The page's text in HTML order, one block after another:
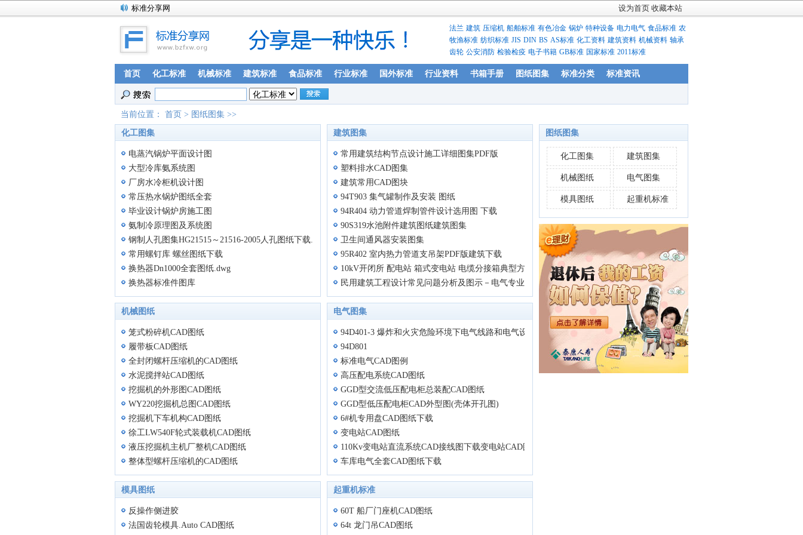
标准分享网 设为首页 收藏本站
法兰 建筑 压缩机 船舶标准 有色冶金 锅炉 特种设备 电力电气 食品标准 农
牧渔标准 纺织标准 JIS DIN BS AS标准 化工资料 建筑资料 机械资料 轴承
齿轮 公安消防 检验检疫 电子书籍 GB标准 国家标准 2011标准
首页 化工标准 机械标准 建筑标准 食品标准 行业标准 国外标准 行业资料 书箱手册 图纸图集 标准分类 标准资讯
当前位置： 首页 > 图纸图集 >>
图纸图集
化工图集 建筑图集
机械图纸 电气图集
模具图纸 起重机标准
化工图集
电蒸汽锅炉平面设计图
大型冷库氨系统图
厂房水冷柜机设计图
常压热水锅炉图纸全套
毕业设计锅炉房施工图
氨制冷原理图及系统图
钢制人孔图集HG21515～21516-2005人孔图纸下载.dwg
常用螺钉库 螺丝图纸下载
换热器Dn1000全套图纸.dwg
换热器标准件图库
建筑图集
常用建筑结构节点设计施工详细图集PDF版
塑料排水CAD图集
建筑常用CAD图块
94T903 集气罐制作及安装 图纸
94R404 动力管道焊制管件设计选用图 下载
90S319水池附件建筑图纸建筑图集
卫生间通风器安装图集
95R402 室内热力管道支吊架PDF版建筑下载
10kV开闭所 配电站 箱式变电站 电缆分接箱典型方案图集PDF版建筑图纸图集
民用建筑工程设计常见问题分析及图示－电气专业
机械图纸
笼式粉碎机CAD图纸
履带板CAD图纸
全封闭螺杆压缩机的CAD图纸
水泥搅拌站CAD图纸
挖掘机的外形图CAD图纸
WY220挖掘机总图CAD图纸
挖掘机下车机构CAD图纸
徐工LW540F轮式装载机CAD图纸
液压挖掘机主机厂整机CAD图纸
整体型螺杆压缩机的CAD图纸
电气图集
94D401-3 爆炸和火灾危险环境下电气线路和电气设备安装
94D801
标准电气CAD图例
高压配电系统CAD图纸
GGD型交流低压配电柜总装配CAD图纸
GGD型低压配电柜CAD外型图(壳体开孔图)
6#机专用盘CAD图纸下载
变电站CAD图纸
110Kv变电站直流系统CAD接线图下载变电站CAD图纸
车库电气全套CAD图纸下载
模具图纸
反操作侧进胶
法国齿轮模具.Auto CAD图纸
起重机标准
60T 船厂门座机CAD图纸
64t 龙门吊CAD图纸